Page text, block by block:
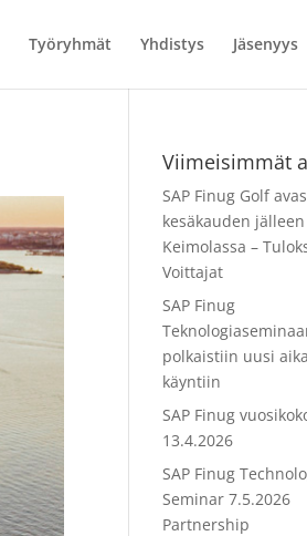
Työryhmät Yhdistys Jäsenyys
Viimeisimmät
SAP Finug Golf
kesäkauden jälleen
Keimolassa –
Voittajat
SAP Finug
polkaistiin uusi
käyntiin
SAP Finug
13.4.2026
SAP Finug
Seminar 7.5.2026
Partnership